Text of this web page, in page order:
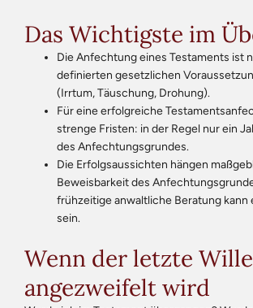
Das Wichtigste im
Die Anfechtung eines Testaments ist
definierten gesetzlichen
(Irrtum, Täuschung, Drohung).
Für eine erfolgreiche
strenge Fristen: in der Regel nur ein
des Anfechtungsgrundes.
Die Erfolgsaussichten hängen
Beweisbarkeit des
frühzeitige anwaltliche Beratung kann
sein.
Wenn der letzte Wille
angezweifelt wird